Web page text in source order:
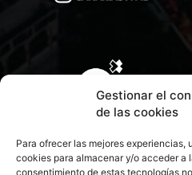
Gestionar el
de las cookies
Para ofrecer las mejores
cookies para almacenar y/o acceder a
consentimiento de estas tecnologías